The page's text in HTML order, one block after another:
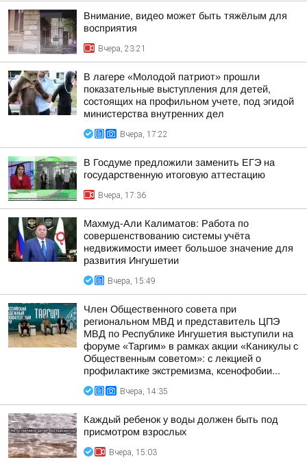
Внимание, видео может быть тяжёлым для
восприятия
Вчера, 23:21
В лагере «Молодой патриот» прошли
показательные выступления для детей,
состоящих на профильном учете, под эгидой
министерства внутренних дел
Вчера, 17:22
В Госдуме предложили заменить ЕГЭ на
государственную итоговую аттестацию
Вчера, 17:36
Махмуд-Али Калиматов: Работа по
совершенствованию системы учёта
недвижимости имеет большое значение для
развития Ингушетии
Вчера, 15:49
Член Общественного совета при
региональном МВД и представитель ЦПЭ
МВД по Республике Ингушетия выступили на
форуме «Таргим» в рамках акции «Каникулы с
Общественным советом»: с лекцией о
профилактике экстремизма, ксенофобии...
Вчера, 14:35
Каждый ребенок у воды должен быть под
присмотром взрослых
Вчера, 15:03